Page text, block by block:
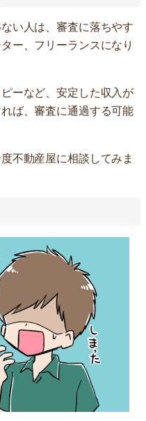
い人は、審査に落ちやす
ー、フリーランスになり
ーなど、安定した収入が
ば、審査に通過する可能
不動産屋に相談してみま